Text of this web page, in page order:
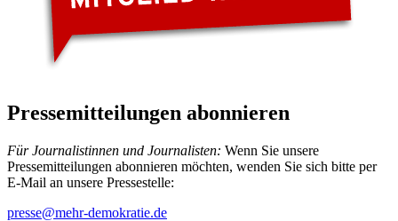
Pressemitteilungen abonnieren
Für Journalistinnen und Journalisten: Wenn Sie unsere
Pressemitteilungen abonnieren möchten, wenden Sie sich bitte per
E-Mail an unsere Pressestelle:
presse@mehr-demokratie.de